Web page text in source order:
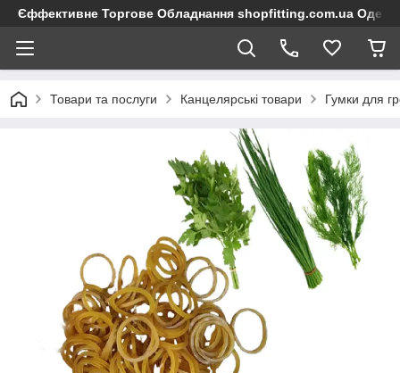
Єффективне Торгове Обладнання shopfitting.com.ua Одеса
Товари та послуги Канцелярські товари Гумки для